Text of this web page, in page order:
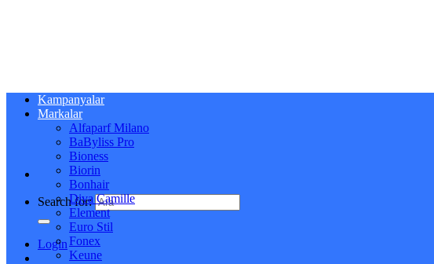
Search for:
Login
Kampanyalar
Markalar
Alfaparf Milano
BaByliss Pro
Bioness
Biorin
Bonhair
Diva Camille
Element
Euro Stil
Fonex
Keune